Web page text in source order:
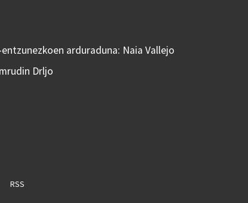
arduraduna: Naia Vallejo
Drljo
RSS